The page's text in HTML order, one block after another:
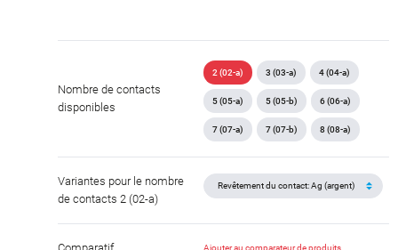
Nombre de contacts
disponibles
2 (02-a) 3 (03-a) 4 (04-a)
5 (05-a) 5 (05-b) 6 (06-a)
7 (07-a) 7 (07-b) 8 (08-a)
Variantes pour le nombre
de contacts 2 (02-a)